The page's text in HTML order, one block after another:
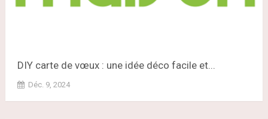
DIY carte de vœux : une idée déco facile et...
Déc. 9, 2024